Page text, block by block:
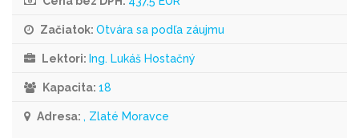
Začiatok: Otvára sa podľa záujmu
Lektori: Ing. Lukáš Hostačný
Kapacita: 18
Adresa: , Zlaté Moravce